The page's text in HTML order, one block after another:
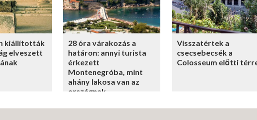
kiállították
elveszett
28 óra várakozás a
határon: annyi turista
érkezett
Montenegróba, mint
ahány lakosa van az
országnak
Visszatértek a
csecsebecsék a
Colosseum előtti